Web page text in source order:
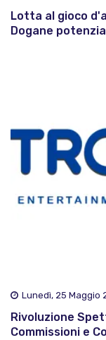
Lotta al gioco
Dogane
Lunedì, 25 Maggio
Rivoluzione
Commissioni e